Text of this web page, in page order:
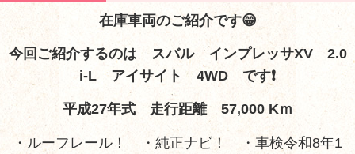
在庫車両のご紹介です😁
今回ご紹介するのは スバル インプレッサXV 2.0
i-L アイサイト 4WD です❗
平成27年式 走行距離 57,000 Kｍ
・ルーフレール！ ・純正ナビ！ ・車検令和8年1